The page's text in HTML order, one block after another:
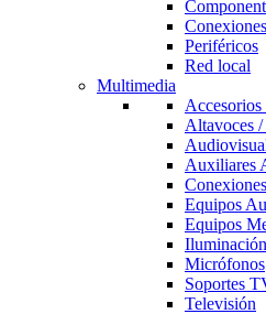
Periféricos
Red local
Multimedia
Accesorios
Altavoces
Auxiliares
Equipos
Equipos
Micrófonos
Soportes
Televisión